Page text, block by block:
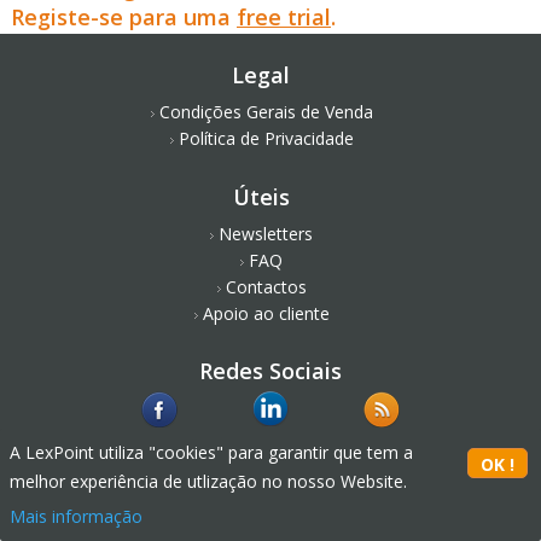
Registe-se para uma free trial.
Legal
Condições Gerais de Venda
Política de Privacidade
Úteis
Newsletters
FAQ
Contactos
Apoio ao cliente
Redes Sociais
A LexPoint utiliza "cookies" para garantir que tem a
melhor experiência de utlização no nosso Website.
Mais informação